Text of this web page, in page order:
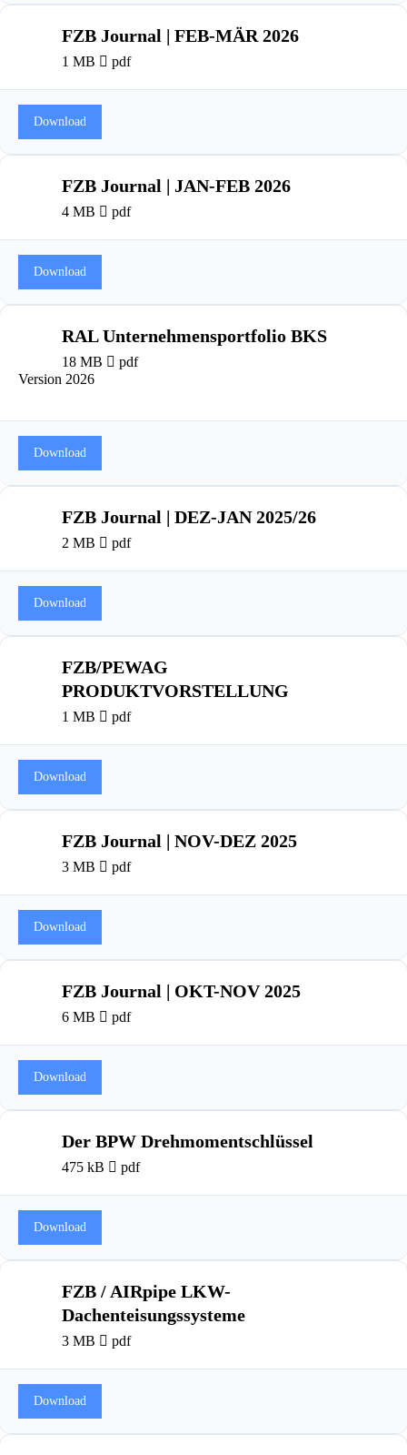
FZB Journal | FEB-MÄR 2026
1 MB pdf
Download
FZB Journal | JAN-FEB 2026
4 MB pdf
Download
RAL Unternehmensportfolio BKS
18 MB
pdf
Version 2026
Download
FZB Journal | DEZ-JAN 2025/26
2 MB pdf
Download
FZB/PEWAG
PRODUKTVORSTELLUNG
1 MB pdf
Download
FZB Journal | NOV-DEZ 2025
3 MB pdf
Download
FZB Journal | OKT-NOV 2025
6 MB pdf
Download
Der BPW Drehmomentschlüssel
475 kB pdf
Download
FZB / AIRpipe LKW-
Dachenteisungssysteme
3 MB pdf
Download